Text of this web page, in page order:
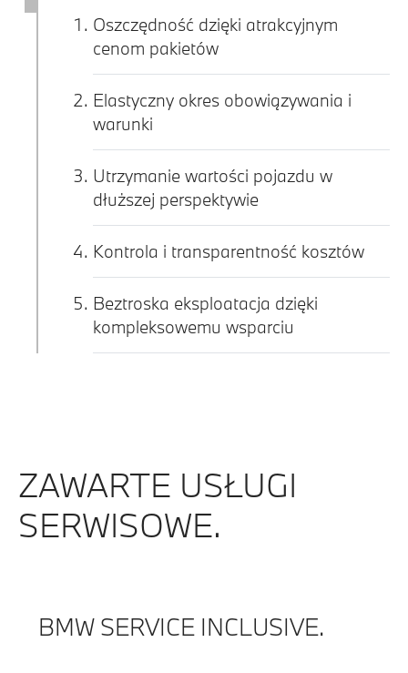
Oszczędność dzięki atrakcyjnym
cenom pakietów
Elastyczny okres obowiązywania i
warunki
Utrzymanie wartości pojazdu w
dłuższej perspektywie
Kontrola i transparentność kosztów
Beztroska eksploatacja dzięki
kompleksowemu wsparciu
ZAWARTE USŁUGI
SERWISOWE.
BMW SERVICE INCLUSIVE.